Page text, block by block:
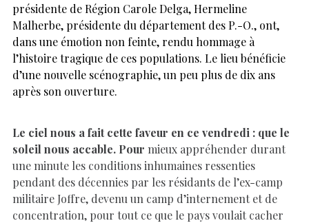
présidente de Région Carole Delga, Hermeline
Malherbe, présidente du département des P.-O., ont,
dans une émotion non feinte, rendu hommage à
l’histoire tragique de ces populations. Le lieu bénéficie
d’une nouvelle scénographie, un peu plus de dix ans
après son ouverture.
Le ciel nous a fait cette faveur en ce vendredi : que le
soleil nous accable. Pour mieux appréhender durant
une minute les conditions inhumaines ressenties
pendant des décennies par les résidants de l’ex-camp
militaire Joffre, devenu un camp d’internement et de
concentration, pour tout ce que le pays voulait cacher